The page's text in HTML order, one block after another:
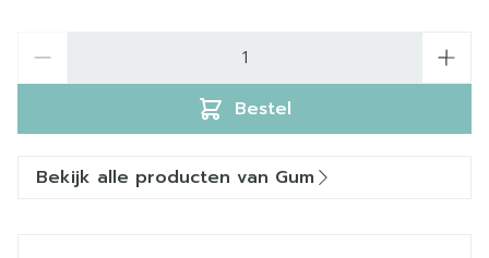
Bestel
Bekijk alle producten van Gum